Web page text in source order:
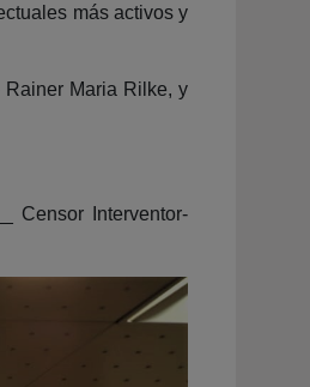
más activos y
Rainer Maria Rilke, y
Censor Interventor-